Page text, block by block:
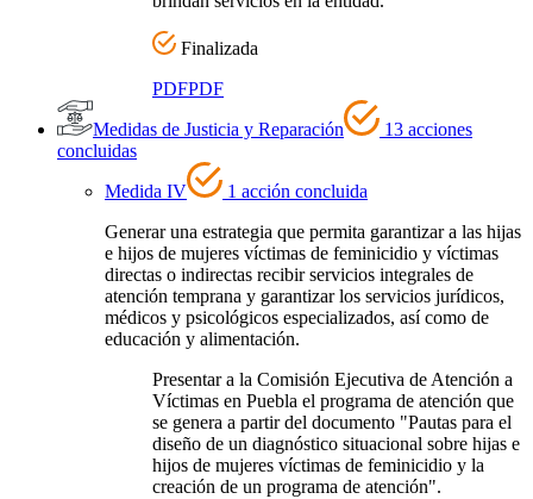
Finalizada
PDFPDF
Medidas de Justicia y Reparación
13 acciones
concluidas
Medida IV
1 acción concluida
Generar una estrategia que permita garantizar a las hijas
e hijos de mujeres víctimas de feminicidio y víctimas
directas o indirectas recibir servicios integrales de
atención temprana y garantizar los servicios jurídicos,
médicos y psicológicos especializados, así como de
educación y alimentación.
Presentar a la Comisión Ejecutiva de Atención a
Víctimas en Puebla el programa de atención que
se genera a partir del documento "Pautas para el
diseño de un diagnóstico situacional sobre hijas e
hijos de mujeres víctimas de feminicidio y la
creación de un programa de atención".